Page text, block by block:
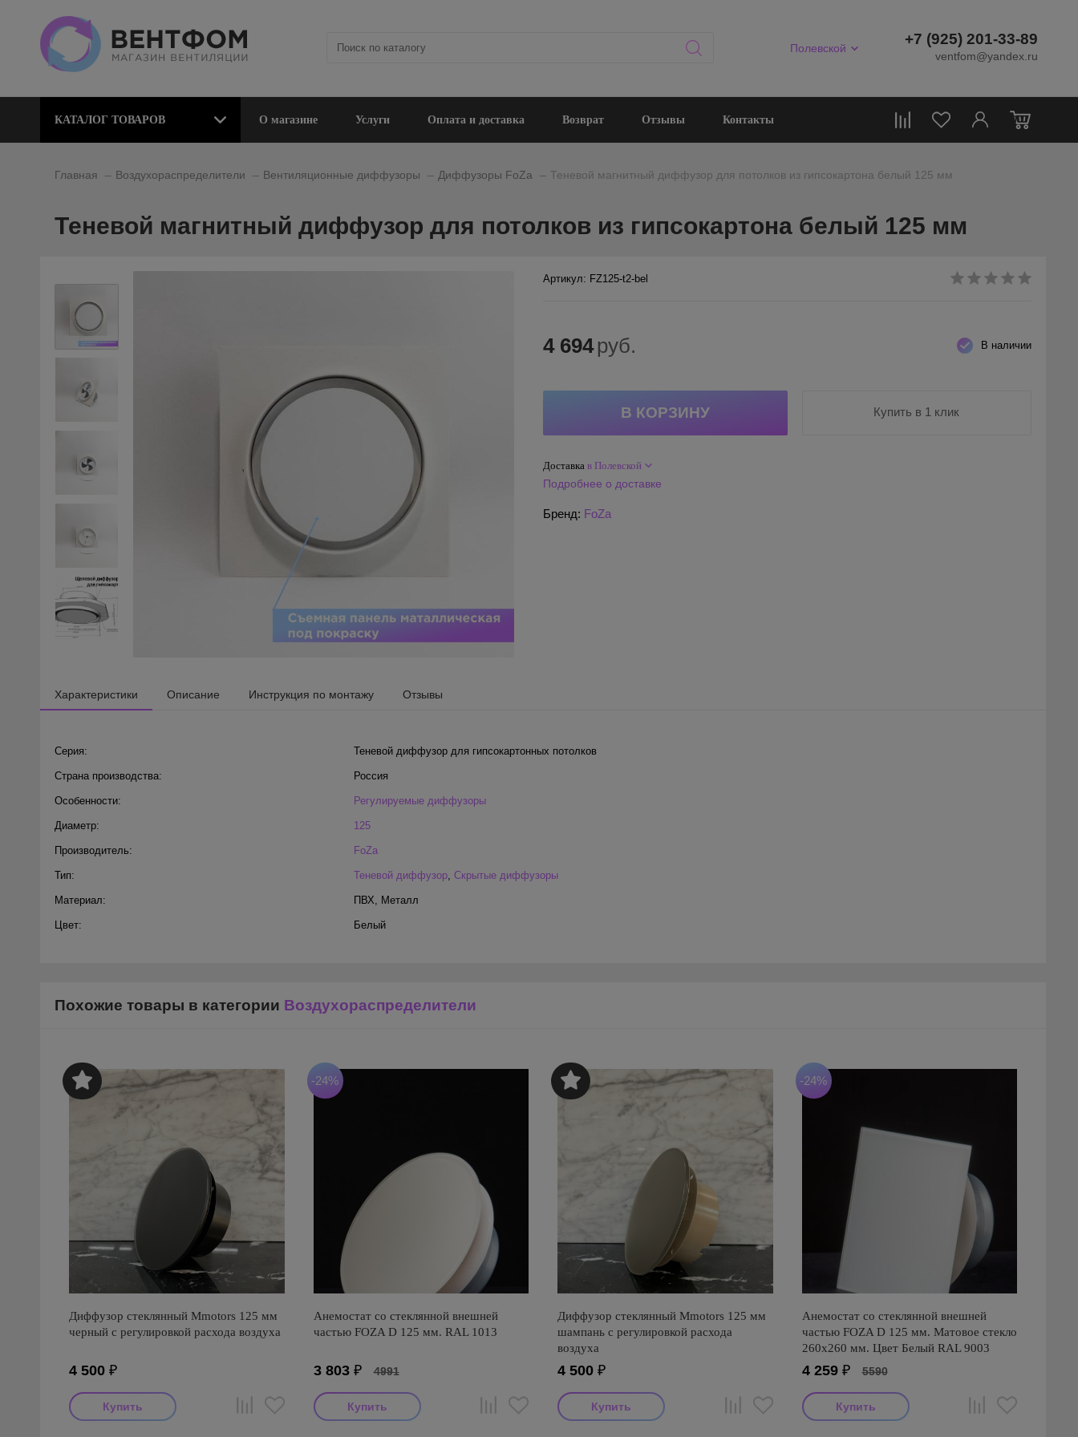
Полевской
+7 (925) 201-33-89
ventfom@yandex.ru
0
КАТАЛОГ ТОВАРОВ О магазине Услуги Оплата и доставка Возврат Отзывы Контакты
Главная Воздухораспределители Вентиляционные диффузоры Диффузоры FoZa Теневой магнитный диффузор для потолков из гипсокартона белый 125 мм
Теневой магнитный диффузор для потолков из гипсокартона белый 125 мм
Артикул: FZ125-t2-bel
В наличии
4 694 руб.
Купить в 1 клик
Доставка в Полевской
Подробнее о доставке
Бренд: FoZa
Характеристики Описание Инструкция по монтажу Отзывы
Серия: Теневой диффузор для гипсокартонных потолков
Страна производства: Россия
Особенности: Регулируемые диффузоры
Диаметр: 125
Производитель: FoZa
Тип: Теневой диффузор, Скрытые диффузоры
Материал: ПВХ, Металл
Цвет: Белый
Похожие товары в категории Воздухораспределители
Диффузор стеклянный Mmotors 125 мм
черный с регулировкой расхода воздуха
4 500 ₽
-24%
Анемостат со стеклянной внешней
частью FOZA D 125 мм. RAL 1013
3 803₽ 4991
Диффузор стеклянный Mmotors 125 мм
шампань с регулировкой расхода
воздуха
4 500 ₽
-24%
Анемостат со стеклянной внешней
частью FOZA D 125 мм. Матовое стекло
260х260 мм. Цвет Белый RAL 9003
4 259₽ 5590